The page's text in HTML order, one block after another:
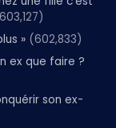
» (602,833)
ex que faire ?
son ex-